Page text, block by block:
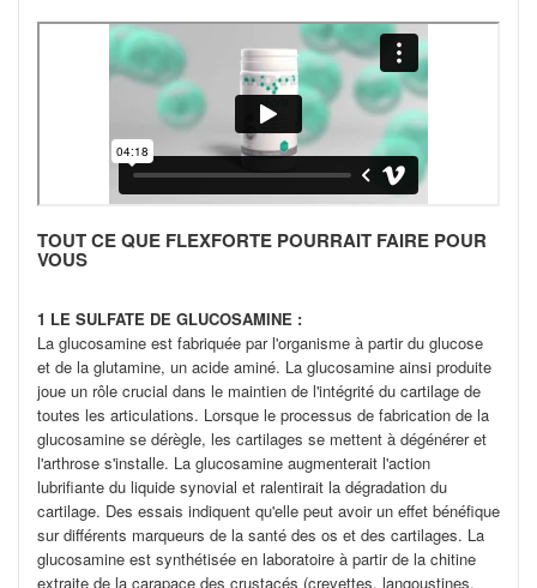
TOUT CE QUE FLEXFORTE POURRAIT FAIRE POUR
VOUS
1 LE SULFATE DE GLUCOSAMINE :
La glucosamine est fabriquée par l'organisme à partir du glucose
et de la glutamine, un acide aminé. La glucosamine ainsi produite
joue un rôle crucial dans le maintien de l'intégrité du cartilage de
toutes les articulations. Lorsque le processus de fabrication de la
glucosamine se dérègle, les cartilages se mettent à dégénérer et
l'arthrose s'installe. La glucosamine augmenterait l'action
lubrifiante du liquide synovial et ralentirait la dégradation du
cartilage. Des essais indiquent qu'elle peut avoir un effet bénéfique
sur différents marqueurs de la santé des os et des cartilages. La
glucosamine est synthétisée en laboratoire à partir de la chitine
extraite de la carapace des crustacés (crevettes, langoustines,